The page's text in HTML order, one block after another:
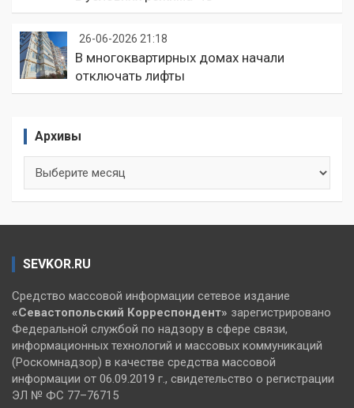
26-06-2026 21:18
В многоквартирных домах начали
отключать лифты
Архивы
SEVKOR.RU
Средство массовой информации сетевое издание
«Севастопольский Корреспондент» зарегистрировано
Федеральной службой по надзору в сфере связи,
информационных технологий и массовых коммуникаций
(Роскомнадзор) в качестве средства массовой
информации от 06.09.2019 г., свидетельство о регистрации
ЭЛ № ФС 77–76715